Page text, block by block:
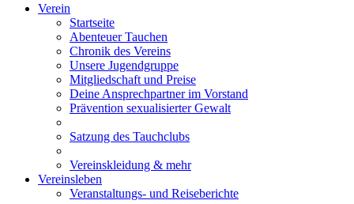
Verein
Startseite
Abenteuer Tauchen
Chronik des Vereins
Unsere Jugendgruppe
Mitgliedschaft und Preise
Deine Ansprechpartner im Vorstand
Prävention sexualisierter Gewalt
Satzung des Tauchclubs
Vereinskleidung & mehr
Vereinsleben
Veranstaltungs- und Reiseberichte